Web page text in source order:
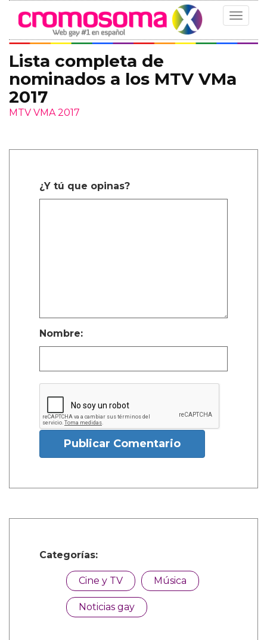
Toggle
Lista completa de
nominados a los MTV VMa
2017
MTV VMA 2017
¿Y tú que opinas?
Nombre:
Publicar Comentario
Categorías:
Cine y TV Música
Noticias gay